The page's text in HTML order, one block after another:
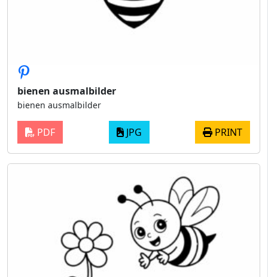
bienen ausmalbilder
bienen ausmalbilder
PDF JPG PRINT